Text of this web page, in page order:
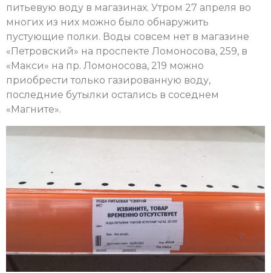
питьевую воду в магазинах. Утром 27 апреля во
многих из них можно было обнаружить
пустующие полки. Воды совсем нет в магазине
«Петровский» на проспекте Ломоносова, 259, в
«Макси» на пр. Ломоносова, 219 можно
приобрести только газированную воду,
последние бутылки остались в соседнем
«Магните».